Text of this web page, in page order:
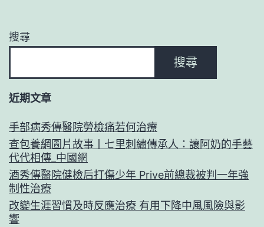
搜尋
搜尋
近期文章
手部病秀傳醫院勞檢痛若何治療
查包養網圖片故事丨七里刺繡傳承人：讓阿奶的手藝
代代相傳_中國網
酒秀傳醫院健檢后打傷少年 Prive前總裁被判一年強
制性治療
改變生涯習慣及時反應治療 有用下降中風風險與影
響